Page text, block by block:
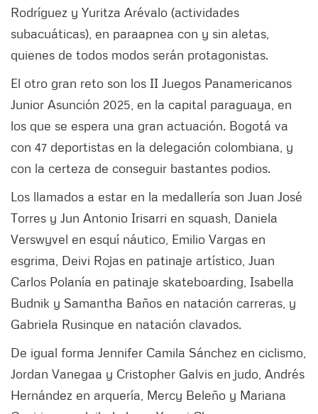
Rodríguez y Yuritza Arévalo (actividades
subacuáticas), en paraapnea con y sin aletas,
quienes de todos modos serán protagonistas.
El otro gran reto son los II Juegos Panamericanos
Junior Asunción 2025, en la capital paraguaya, en
los que se espera una gran actuación. Bogotá va
con 47 deportistas en la delegación colombiana, y
con la certeza de conseguir bastantes podios.
Los llamados a estar en la medallería son Juan José
Torres y Jun Antonio Irisarri en squash, Daniela
Verswyvel en esquí náutico, Emilio Vargas en
esgrima, Deivi Rojas en patinaje artístico, Juan
Carlos Polanía en patinaje skateboarding, Isabella
Budnik y Samantha Baños en natación carreras, y
Gabriela Rusinque en natación clavados.
De igual forma Jennifer Camila Sánchez en ciclismo,
Jordan Vanegaa y Cristopher Galvis en judo, Andrés
Hernández en arquería, Mercy Beleño y Mariana